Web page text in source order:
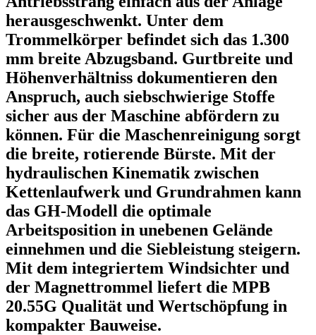
herausgeschwenkt. Unter dem
Trommelkörper befindet sich das 1.300
mm breite Abzugsband. Gurtbreite und
Höhenverhältniss dokumentieren den
Anspruch, auch siebschwierige Stoffe
sicher aus der Maschine abfördern zu
können. Für die Maschenreinigung sorgt
die breite, rotierende Bürste. Mit der
hydraulischen Kinematik zwischen
Kettenlaufwerk und Grundrahmen kann
das GH-Modell die optimale
Arbeitsposition in unebenen Gelände
einnehmen und die Siebleistung steigern.
Mit dem integriertem Windsichter und
der Magnettrommel liefert die MPB
20.55G Qualität und Wertschöpfung in
kompakter Bauweise.